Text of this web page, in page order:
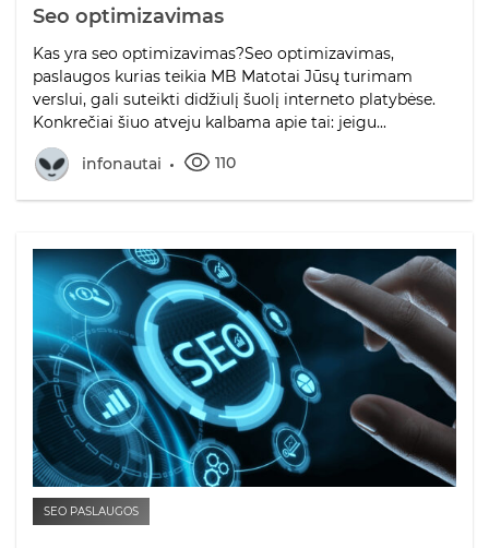
Seo optimizavimas
Kas yra seo optimizavimas?Seo optimizavimas,
paslaugos kurias teikia MB Matotai Jūsų turimam
verslui, gali suteikti didžiulį šuolį interneto platybėse.
Konkrečiai šiuo atveju kalbama apie tai: jeigu...
infonautai 110
SEO PASLAUGOS